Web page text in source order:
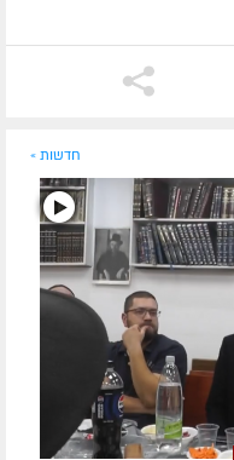
חדשות »